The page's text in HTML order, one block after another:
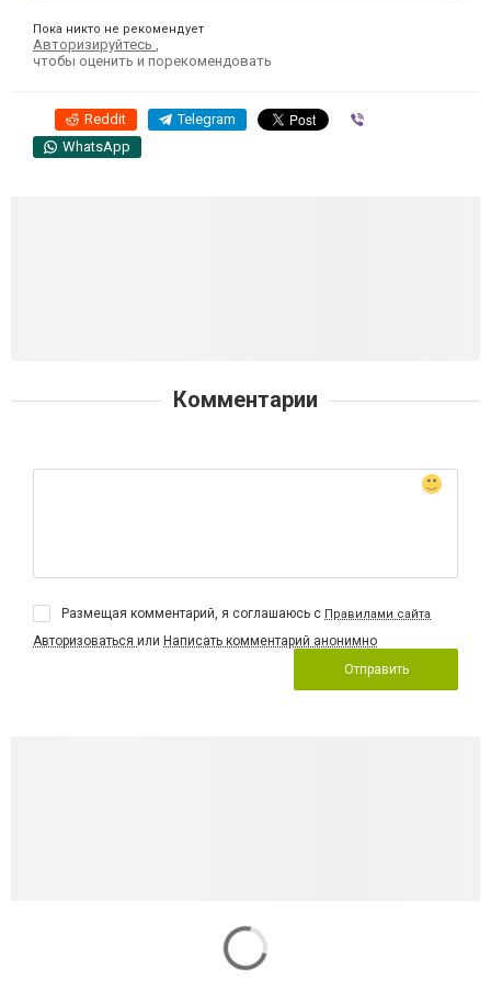
Пока никто не рекомендует
Авторизируйтесь ,
чтобы оценить и порекомендовать
Reddit Telegram
WhatsApp
Комментарии
Размещая комментарий, я соглашаюсь с Правилами сайта
Авторизоваться или Написать комментарий анонимно
Отправить